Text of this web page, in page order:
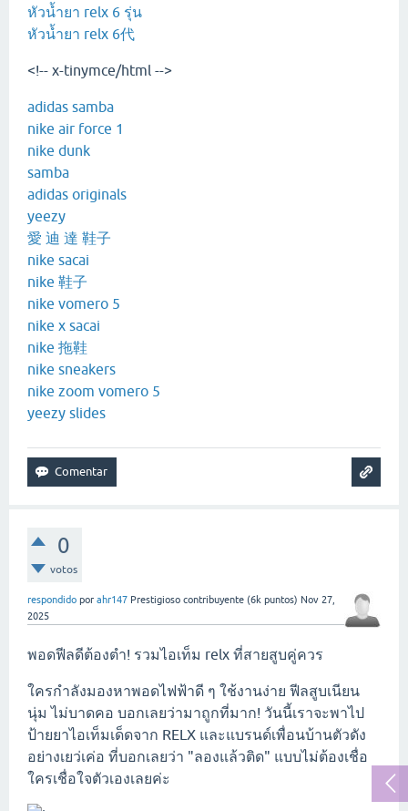
หัวน้ำยา relx 6 รุ่น
หัวน้ำยา relx 6代
<!-- x-tinymce/html -->
adidas samba
nike air force 1
nike dunk
samba
adidas originals
yeezy
愛 迪 達 鞋子
nike sacai
nike 鞋子
nike vomero 5
nike x sacai
nike 拖鞋
nike sneakers
nike zoom vomero 5
yeezy slides
0
votos
respondido por ahr147 Prestigioso contribuyente (6k puntos) Nov 27,
2025
พอดฟีลดีต้องตำ! รวมไอเท็ม relx ที่สายสูบคู่ควร
ใครกำลังมองหาพอดไฟฟ้าดี ๆ ใช้งานง่าย ฟีลสูบเนียน
นุ่ม ไม่บาดคอ บอกเลยว่ามาถูกที่มาก! วันนี้เราจะพาไป
ป้ายยาไอเท็มเด็ดจาก RELX และแบรนด์เพื่อนบ้านตัวดัง
อย่างเยว่เค่อ ที่บอกเลยว่า "ลองแล้วติด" แบบไม่ต้องเชื่อ
ใครเชื่อใจตัวเองเลยค่ะ